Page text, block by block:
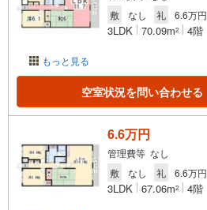
もっと見る
敷
なし 礼 6.6万円
3LDK 70.09m2 4階
空室状況を問い合わせる
6.6万円
管理費等 なし
敷
なし 礼 6.6万円
3LDK 67.06m2 4階